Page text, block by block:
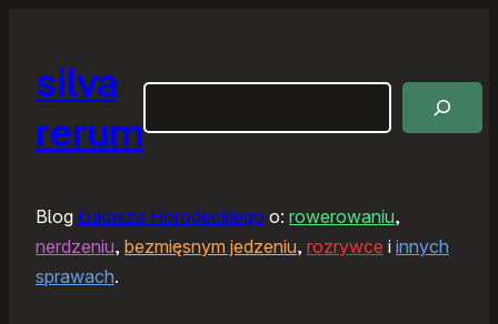
silva
rerum
Blog Łukasza Horodeckiego o: rowerowaniu,
nerdzeniu, bezmięsnym jedzeniu, rozrywce i innych
sprawach.